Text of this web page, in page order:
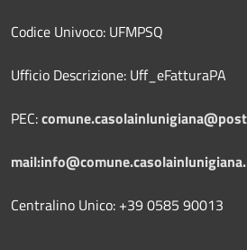
Codice Univoco: UFMPSQ
Ufficio Descrizione: Uff_eFatturaPA
PEC:
Centralino Unico: +39 0585 90013